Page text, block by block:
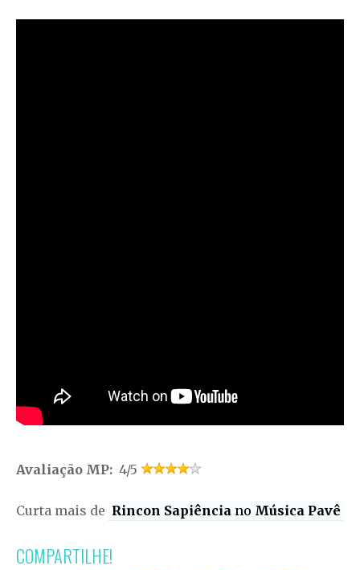
Avaliação MP: 4/5
Curta mais de Rincon Sapiência no Música Pavê
COMPARTILHE!